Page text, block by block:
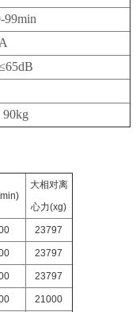
99min
90kg
大相对离
心力(xg)
23797
23797
23797
21000